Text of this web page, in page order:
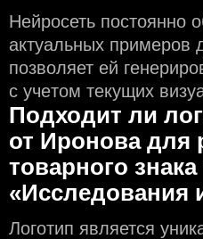
Нейросеть постоянно
актуальных примеров
позволяет ей
с учeтом текущих
Подходит ли
от Иронова для
товарного
«Исследования
Логотип является